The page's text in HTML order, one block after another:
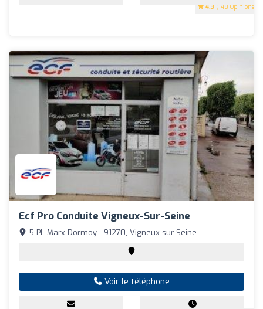
4.3 (148 Opinions)
Ecf Pro Conduite Vigneux-Sur-Seine
5 Pl. Marx Dormoy - 91270, Vigneux-sur-Seine
Voir le téléphone